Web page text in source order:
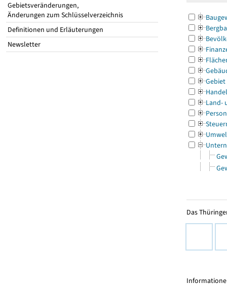
Gebietsveränderungen,
Änderungen zum Schlüsselverzeichnis
Definitionen und Erläuterungen
Newsletter
Gebiet
Land-
Das